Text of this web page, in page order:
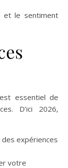
et le sentiment
essentiel de
D’ici 2026,
expériences
votre